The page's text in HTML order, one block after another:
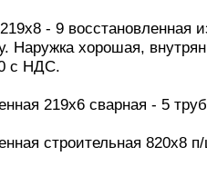
- 9 восстановленная
Наружка хорошая,
с НДС.
219х6 сварная - 5
строительная 820х8